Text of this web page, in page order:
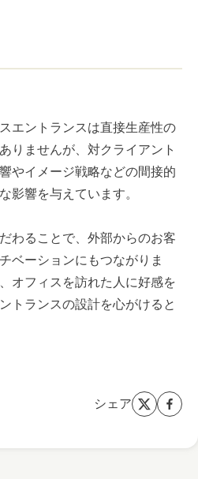
エントランスは直接生産性の
りませんが、対クライアント
やイメージ戦略などの間接的
影響を与えています。
わることで、外部からのお客
ベーションにもつながりま
オフィスを訪れた人に好感を
トランスの設計を心がけると
シェア